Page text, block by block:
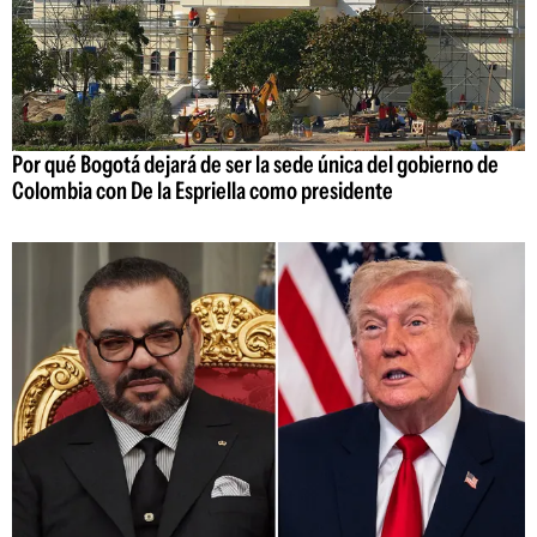
Por qué Bogotá dejará de ser la sede única del gobierno de
Colombia con De la Espriella como presidente